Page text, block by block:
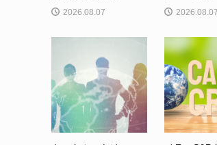
2026.08.07 2026.08.07